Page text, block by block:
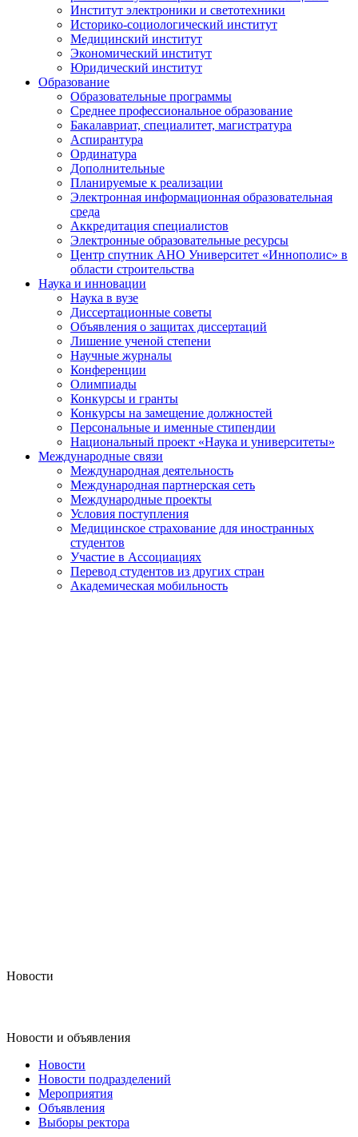
Институт электроники и светотехники
Историко-социологический институт
Медицинский институт
Экономический институт
Юридический институт
Образование
Образовательные программы
Среднее профессиональное образование
Бакалавриат, специалитет, магистратура
Аспирантура
Ординатура
Дополнительные
Планируемые к реализации
Электронная информационная образовательная
среда
Аккредитация специалистов
Электронные образовательные ресурсы
Центр спутник АНО Университет «Иннополис» в
области строительства
Наука и инновации
Наука в вузе
Диссертационные советы
Объявления о защитах диссертаций
Лишение ученой степени
Научные журналы
Конференции
Олимпиады
Конкурсы и гранты
Конкурсы на замещение должностей
Персональные и именные стипендии
Национальный проект «Наука и университеты»
Международные связи
Международная деятельность
Международная партнерская сеть
Международные проекты
Условия поступления
Медицинское страхование для иностранных
студентов
Участие в Ассоциациях
Перевод студентов из других стран
Академическая мобильность
Новости
Новости и объявления
Новости
Новости подразделений
Мероприятия
Объявления
Выборы ректора